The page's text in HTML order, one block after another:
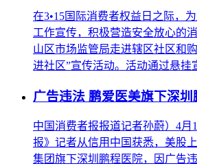
在3•15国际消费者权益日之际，
工作宣传，积极营造安全放心的
山区市场监管局走进辖区社区和
进社区”宣传活动。活动通过悬挂
广告违法 鹏爱医美旗下深
中国消费者报报道记者孙蔚）4月
报》记者从信用中国获悉，美股
集团旗下深圳鹏程医院，因广告